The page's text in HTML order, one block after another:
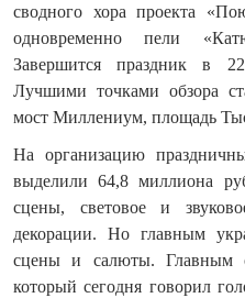
сводного хора проекта
одновременно пели
Завершится праздник в
Лучшими точками обзора
мост Миллениум, площадь
На организацию
выделили 64,8 миллиона
сцены, световое и
декорации. Но главным
сцены и салюты. Главным
который сегодня говорил